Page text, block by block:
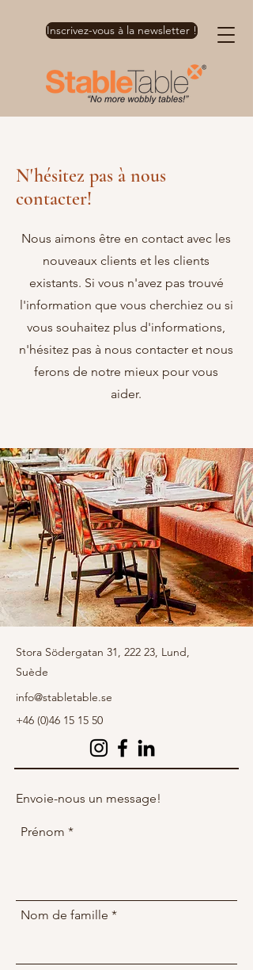
Inscrivez-vous à la newsletter !
N'hésitez pas à nous
contacter!
Nous aimons être en contact avec les
nouveaux clients et les clients
existants. Si vous n'avez pas trouvé
l'information que vous cherchiez ou si
vous souhaitez plus d'informations,
n'hésitez pas à nous contacter et nous
ferons de notre mieux pour vous
aider.
Stora Södergatan 31, 222 23, Lund,
Suède
info@stabletable.se
+46 (0)46 15 15 50
Envoie-nous un message!
Prénom
Nom de famille